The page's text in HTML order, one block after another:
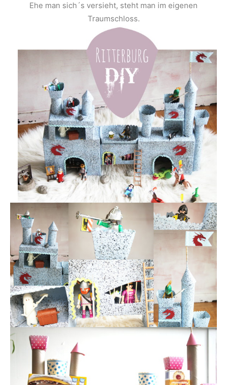
Ehe man sich´s versieht, steht man im eigenen
Traumschloss.